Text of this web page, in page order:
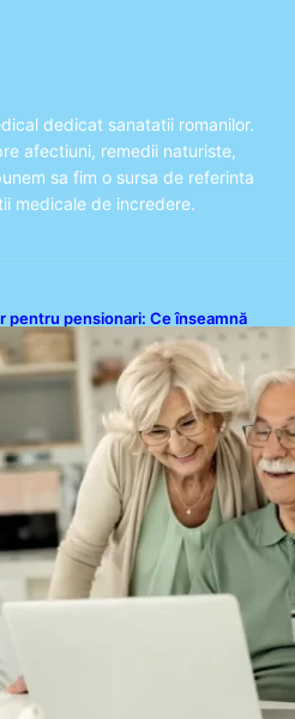
dedicat sanatatii romanilor.
afectiuni, remedii naturiste,
sa fim o sursa de referinta
medicale de incredere.
pentru pensionari: Ce înseamnă
la 500 de lei în 2026